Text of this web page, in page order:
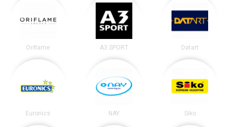
Oriflame A3 SPORT Datart
Euronics NAY Siko